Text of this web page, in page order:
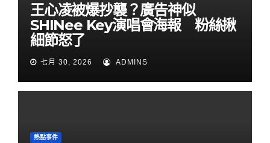
王心凌被爆抄襲？廣告神似
SHINee Key演唱會海報 粉絲揪
細節怒了
七月 30, 2026 ADMINS
熱點事件